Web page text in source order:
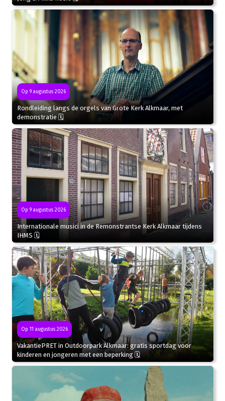
Op 9 augustus 2026
Rondleiding langs de orgels van Grote Kerk Alkmaar, met
demonstratie 🗓
Op 9 augustus 2026
Internationale musici in de Remonstrantse Kerk Alkmaar tijdens
IHMS 🗓
Op 11 augustus 2026
VakantiePRET in Outdoorpark Alkmaar: gratis sportdag voor
kinderen en jongeren met een beperking 🗓